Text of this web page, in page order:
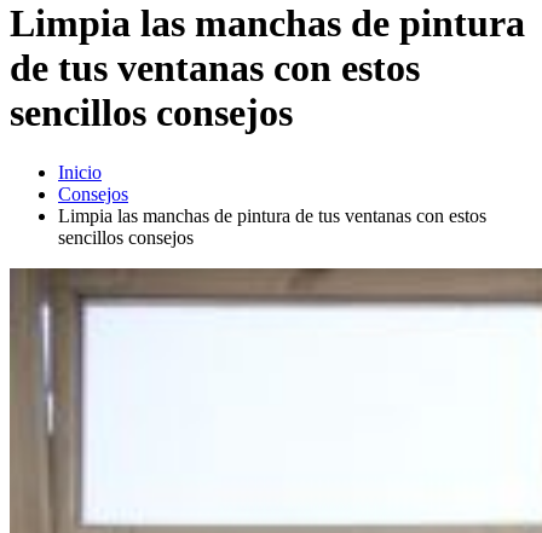
Limpia las manchas de pintura
de tus ventanas con estos
sencillos consejos
Inicio
Consejos
Limpia las manchas de pintura de tus ventanas con estos
sencillos consejos